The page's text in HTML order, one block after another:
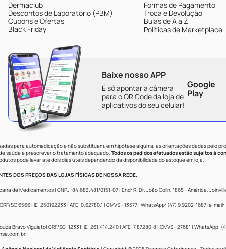
Dermaclub
Descontos de Laboratório (PBM)
Cupons e Ofertas
Black Friday
Formas de Pagamento
Troca e Devolução
Bulas de A a Z
Políticas de Marketplace
Baixe nosso APP
É só apontar a câmera
para o QR Code da loja de
aplicativos do seu celular!
Google
Play
para automedicação e não substituem, em hipótese alguma, as orientações dadas pelo
saúde e prescrever o tratamento adequado. Todos os pedidos efetuados estão sujeitos à
pode levar até dois dias úteis dependendo da disponibilidade do estoque em loja.
DOS PREÇOS DAS LOJAS FÍSICAS DE NOSSA REDE.
de Medicamentos | CNPJ: 84.683.481/0151-07 | End: R. Dr. João Colin, 1865 - América,
SC 6566 | IE: 250192233 | AFE: 0.62780.1 | CMVS - 13577 | WhatsApp: (47) 9 9202-1687 |e-mail:
Bravo Viguiato| CRF/SC: 12331| IE: 261.414.240 | AFE: 7.87280-8 | CMVS - 27681 | WhatsApp:
.